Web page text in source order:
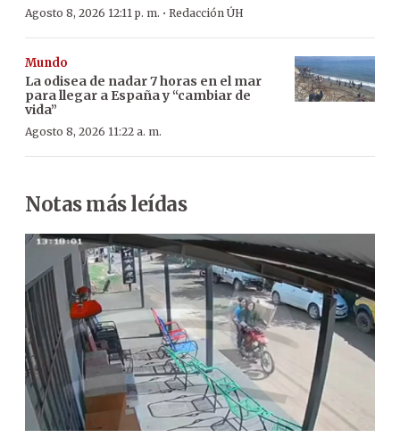
Agosto 8, 2026 12:11 p. m. · Redacción ÚH
Mundo
La odisea de nadar 7 horas en el mar
para llegar a España y “cambiar de
vida”
Agosto 8, 2026 11:22 a. m.
Notas más leídas